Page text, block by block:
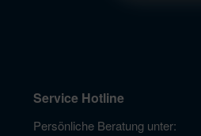
Service Hotline
Persönliche Beratung unter: